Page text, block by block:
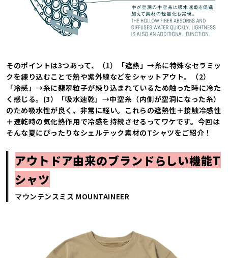
そのポイントは3つあって、（1）「遮熱」→糸に特殊なセラミッ
クを練り込むことで熱や紫外線などをシャットアウト。（2）
「冷感」→糸に翡翠粒子が練り込まれているため触った時に冷た
く感じる。(3）「吸水速乾」→中空糸（内側が空洞になった糸）
のため吸水性が良く、非常に軽い。これらの遮熱性＋接触冷感性
＋速乾時の気化熱作用で冷感を持続させるってワケです。今回は
そんな夏にぴったりなシェルテック素材のTシャツをご紹介！
アウトドア由来のブランドらしい機能T
シャツ
マウンテンスミス MOUNTAINEER